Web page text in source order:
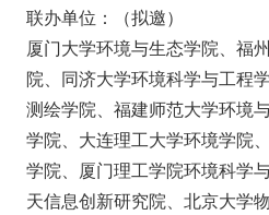
联办单位：（拟邀）
厦门大学环境与生态学院、福
院、同济大学环境科学与工程
测绘学院、福建师范大学环境
学院、大连理工大学环境学院
学院、厦门理工学院环境科学
天信息创新研究院、北京大学